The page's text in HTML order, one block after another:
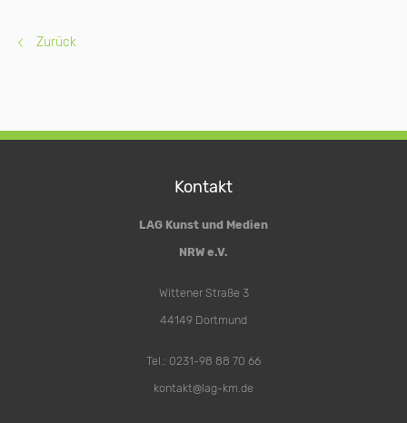
Zurück
Kontakt
LAG Kunst und Medien
NRW e.V.
Wittener Straße 3
44149 Dortmund
Tel.: 0231-98 88 70 66
kontakt@lag-km.de